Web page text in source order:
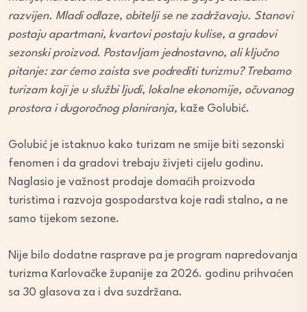
razvijen. Mladi odlaze, obitelji se ne zadržavaju. Stanovi
postaju apartmani, kvartovi postaju kulise, a gradovi
sezonski proizvod. Postavljam jednostavno, ali ključno
pitanje: zar ćemo zaista sve podrediti turizmu? Trebamo
turizam koji je u službi ljudi, lokalne ekonomije, očuvanog
prostora i dugoročnog planiranja, kaže Golubić.
Golubić je istaknuo kako turizam ne smije biti sezonski
fenomen i da gradovi trebaju živjeti cijelu godinu.
Naglasio je važnost prodaje domaćih proizvoda
turistima i razvoja gospodarstva koje radi stalno, a ne
samo tijekom sezone.
Nije bilo dodatne rasprave pa je program napredovanja
turizma Karlovačke županije za 2026. godinu prihvaćen
sa 30 glasova za i dva suzdržana.